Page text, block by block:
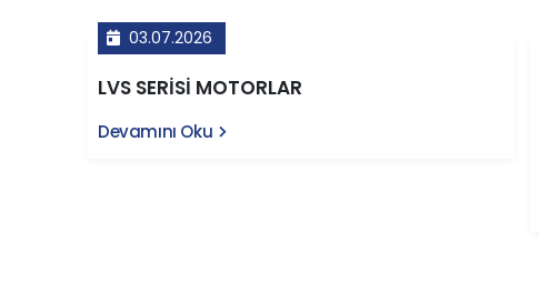
03.07.2026
LVS SERİSİ MOTORLAR
Devamını Oku